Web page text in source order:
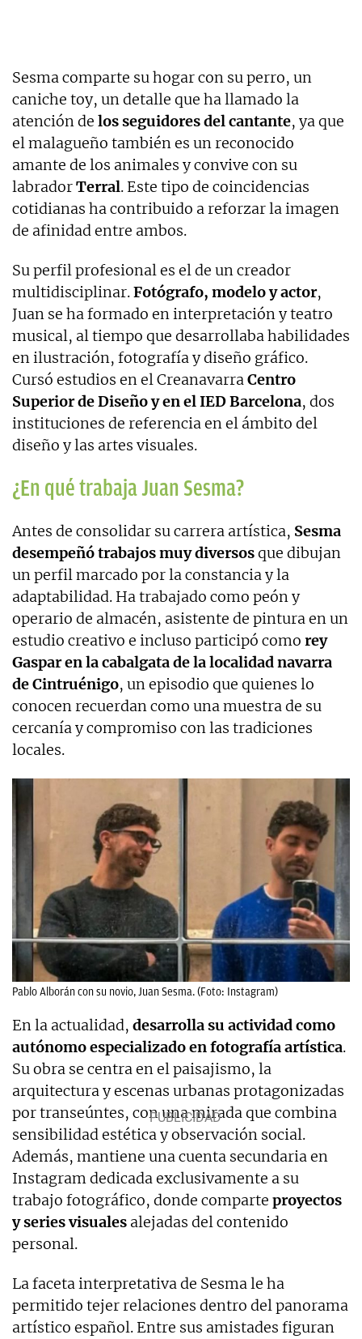
Sesma comparte su hogar con su perro, un
caniche toy, un detalle que ha llamado la
atención de los seguidores del cantante, ya que
el malagueño también es un reconocido
amante de los animales y convive con su
labradorTerral. Este tipo de coincidencias
cotidianas ha contribuido a reforzar la imagen
de afinidad entre ambos.
Su perfil profesional es el de un creador
multidisciplinar.Fotógrafo, modelo y actor,
Juan se ha formado en interpretación y teatro
musical, al tiempo que desarrollaba habilidades
en ilustración, fotografía y diseño gráfico.
Cursó estudios en el CreanavarraCentro
Superior de Diseño y en el IED Barcelona, dos
instituciones de referencia en el ámbito del
diseño y las artes visuales.
¿En qué trabaja Juan Sesma?
Antes de consolidar su carrera artística, Sesma
desempeñó trabajos muy diversosque dibujan
un perfil marcado por la constancia y la
adaptabilidad. Ha trabajado como peón y
operario de almacén, asistente de pintura en un
estudio creativo e incluso participó como rey
Gaspar en la cabalgata de la localidad navarra
de Cintruénigo, un episodio que quienes lo
conocen recuerdan como una muestra de su
cercanía y compromiso con las tradiciones
locales.
Pablo Alborán con su novio, Juan Sesma. (Foto: Instagram)
En la actualidad, desarrolla su actividad como
autónomo especializado en fotografía artística.
Su obra se centra en el paisajismo, la
arquitectura y escenas urbanas protagonizadas
por transeúntes, con una mirada que combina
sensibilidad estética y observación social.
Además, mantiene una cuenta secundaria en
Instagram dedicada exclusivamente a su
trabajo fotográfico, donde comparte proyectos
y series visuales alejadas del contenido
personal.
La faceta interpretativa de Sesma le ha
permitido tejer relaciones dentro del panorama
artístico español. Entre sus amistades figuran